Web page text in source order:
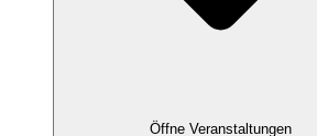
Öffne Veranstaltungen